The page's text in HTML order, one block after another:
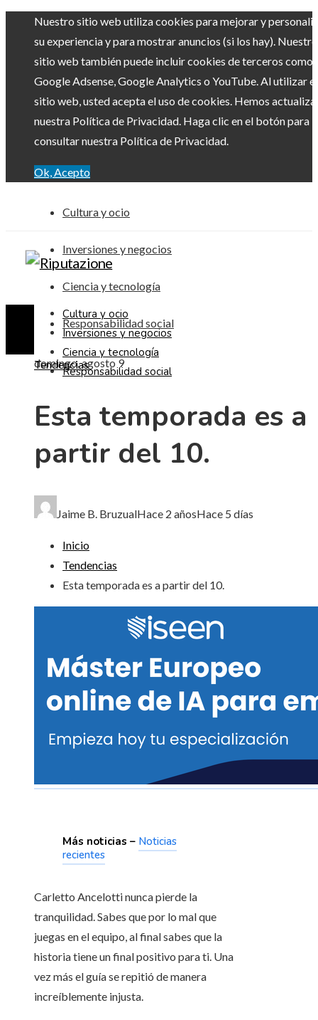
Nuestro sitio web utiliza cookies para mejorar y
su experiencia y para mostrar anuncios (si los hay). Nuestro
sitio web también puede incluir cookies de terceros como
Google Adsense, Google Analytics o YouTube. Al utilizar el
sitio web, usted acepta el uso de cookies. Hemos
nuestra Política de Privacidad. Haga clic en el botón para
consultar nuestra Política de Privacidad.
Ok, Acepto
Cultura y ocio
Inversiones y negocios
Ciencia y tecnología
Responsabilidad social
domingo, agosto 9
Cultura y ocio
Inversiones y negocios
Ciencia y tecnología
Responsabilidad social
Tendencias
Esta temporada es a
partir del 10.
Jaime B. BruzualHace 2 añosHace 5 días
Inicio
Tendencias
Esta temporada es a partir del 10.
Más noticias – Noticias
recientes
Carletto Ancelotti nunca pierde la
tranquilidad. Sabes que por lo mal que
juegas en el equipo, al final sabes que la
historia tiene un final positivo para ti. Una
vez más el guía se repitió de manera
increíblemente injusta.